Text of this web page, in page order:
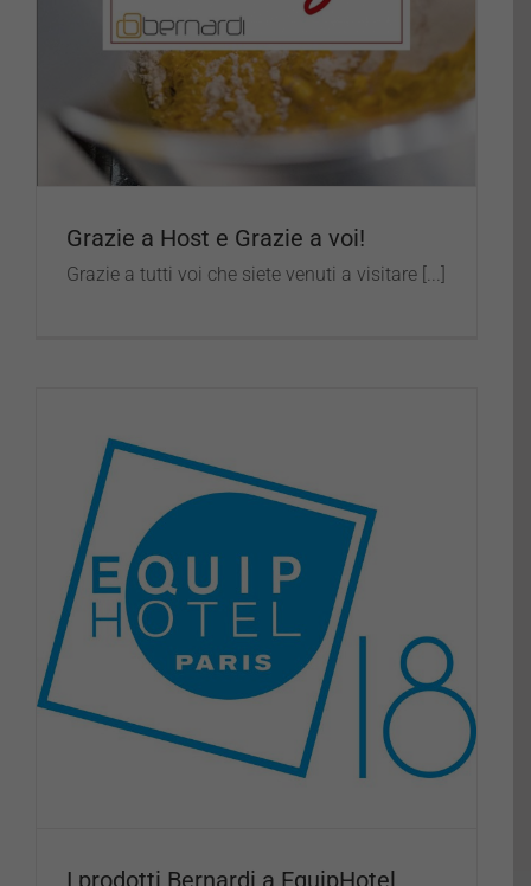
Grazie a Host e Grazie a voi!
Grazie a tutti voi che siete venuti a visitare [...]
I prodotti Bernardi a EquipHotel